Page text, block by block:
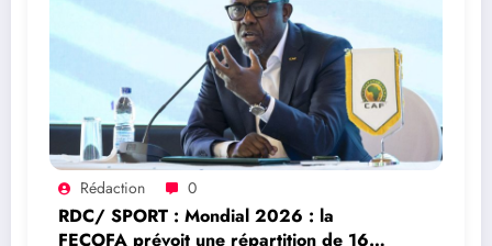
Rédaction 0
RDC/ SPORT : Mondial 2026 : la
FECOFA prévoit une répartition de 16